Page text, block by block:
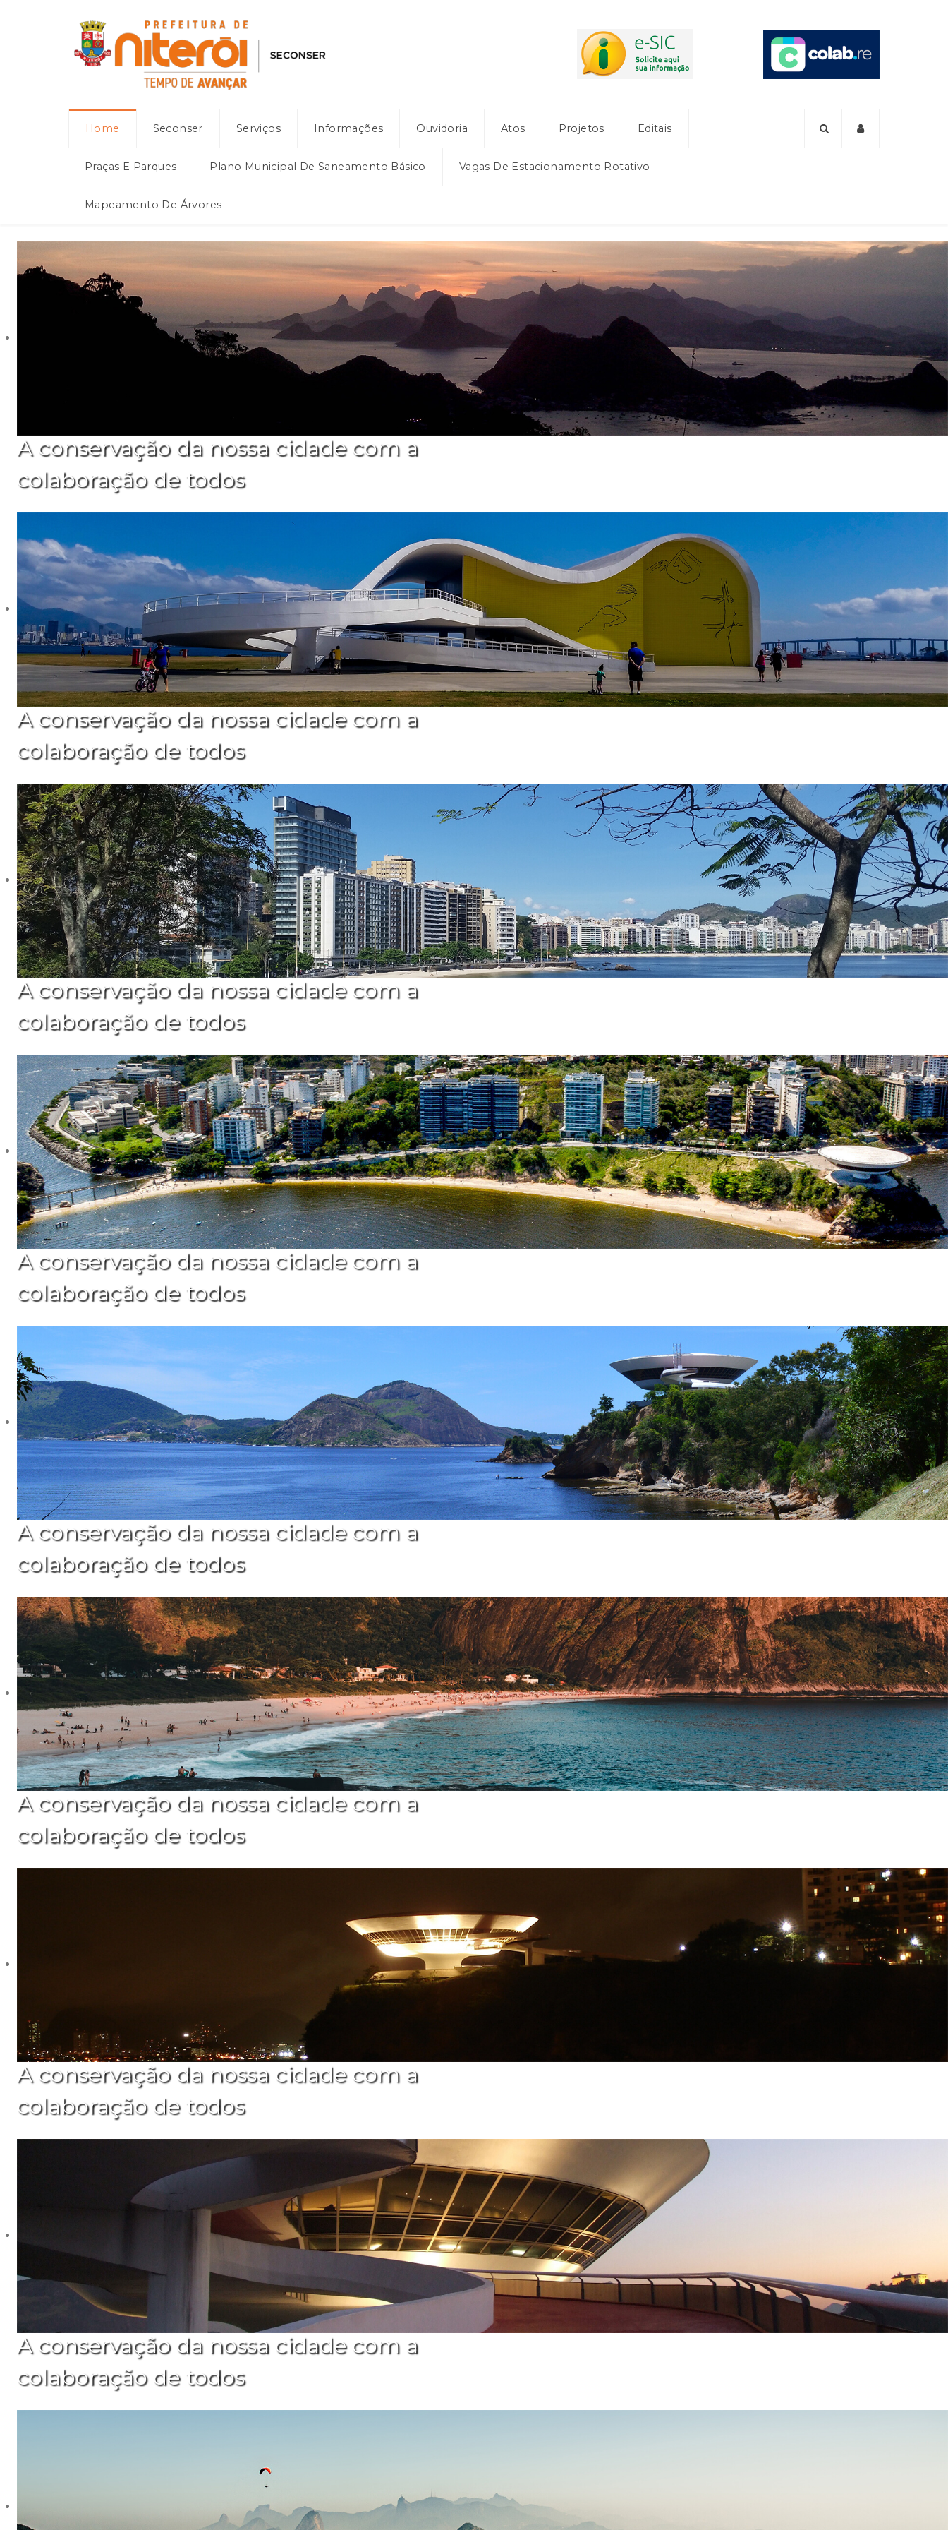
Home Seconser Serviços Informações Ouvidoria Atos Projetos Editais
Praças E Parques Plano Municipal De Saneamento Básico Vagas De Estacionamento Rotativo
Mapeamento De Árvores
A conservação da nossa cidade com a
colaboração de todos
A conservação da nossa cidade com a
colaboração de todos
A conservação da nossa cidade com a
colaboração de todos
A conservação da nossa cidade com a
colaboração de todos
A conservação da nossa cidade com a
colaboração de todos
A conservação da nossa cidade com a
colaboração de todos
A conservação da nossa cidade com a
colaboração de todos
A conservação da nossa cidade com a
colaboração de todos